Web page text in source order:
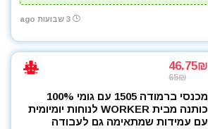
3 שבועות ago
46.75₪
65₪
מכנסי ברמודה 1505 עם גומי 100%
כותנה מבית WORKER לנוחות יומיומית
עם עמידות שמתאימה גם לעבודה